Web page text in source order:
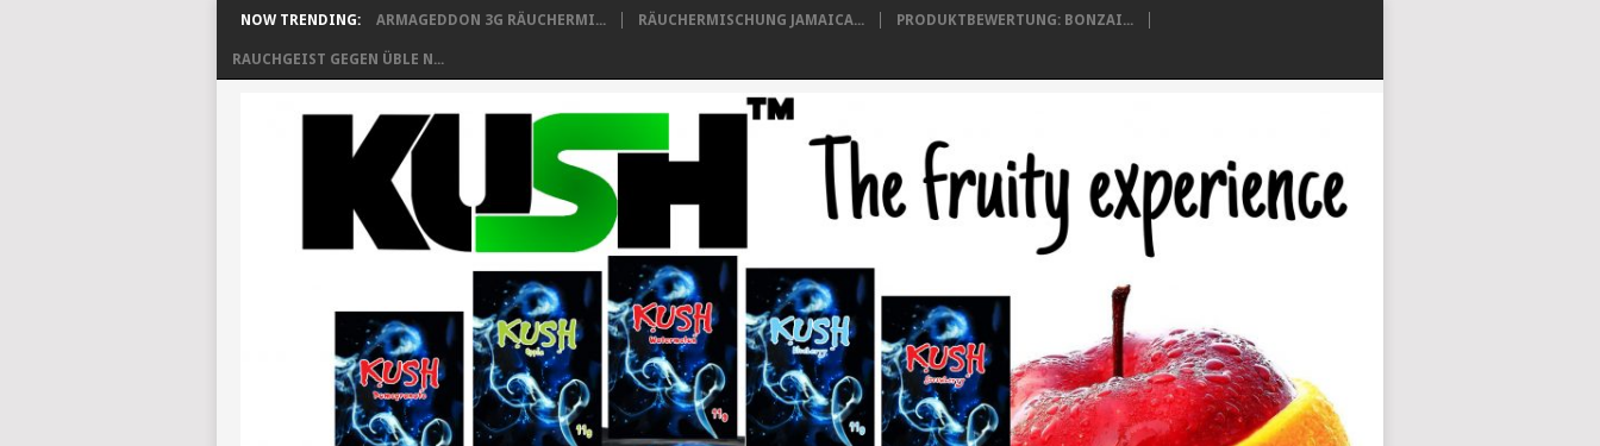
NOW TRENDING: ARMAGEDDON 3G RÄUCHERMI... RÄUCHERMISCHUNG JAMAICA... PRODUKTBEWERTUNG: BONZAI...
RAUCHGEIST GEGEN ÜBLE N...